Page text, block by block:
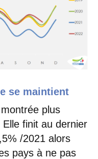
se maintient
plus
Elle finit au dernier
/2021 alors
pays à ne pas